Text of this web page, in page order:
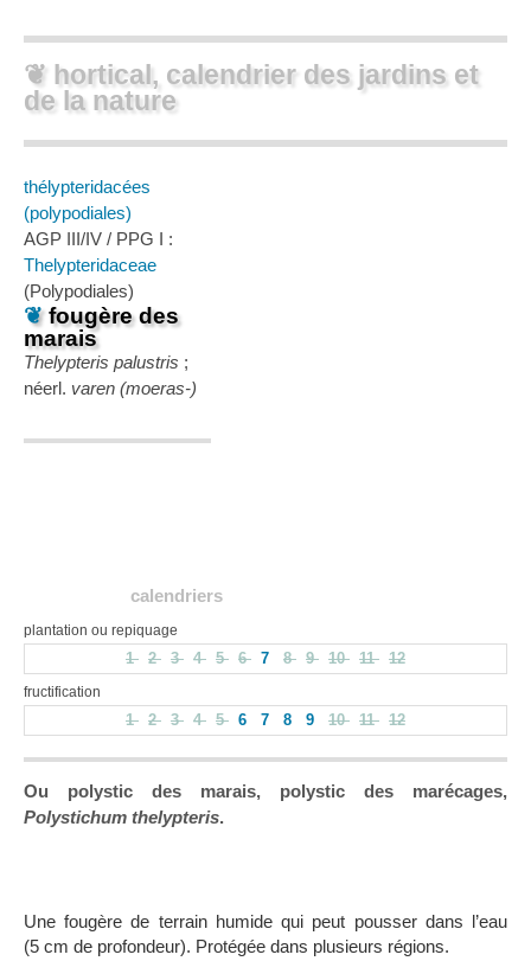
❦ hortical, calendrier des jardins et
de la nature
thélypteridacées
(polypodiales)
AGP III/IV / PPG I :
Thelypteridaceae
(Polypodiales)
❦fougère des
marais
Thelypteris palustris ;
néerl. varen (moeras-)
calendriers
plantation ou repiquage
1 2 3 4 5 6 7 8 9 10 11 12
fructification
1 2 3 4 5 6 7 8 9 10 11 12
Ou polystic des marais, polystic des marécages,
Polystichum thelypteris.
Une fougère de terrain humide qui peut pousser dans l’eau
(5 cm de profondeur). Protégée dans plusieurs régions.